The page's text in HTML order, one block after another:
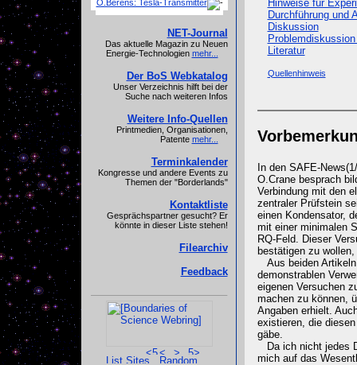
O.Berens: Tesla-Transmitter
NET-Journal
Das aktuelle Magazin zu Neuen
Energie-Technologien mehr...
Der BoS Webkatalog
Unser Verzeichnis hilft bei der
Suche nach weiteren Infos
Weitere Info-Quellen
Printmedien, Organisationen,
Patente mehr...
Terminkalender
Kongresse und andere Events zu
Themen der "Borderlands"
Kontaktliste
Gesprächspartner gesucht? Er
könnte in dieser Liste stehen!
Filearchiv
Feedback
Hinweise für
Durchführung und
Diskussion
Literatur
Quellenhinweis
In den SAFE-
O.Crane besprach
Verbindung mit den
zentraler Prüfstein
einen Kondensator,
mit einer minimalen
RQ-Feld. Dieser
bestätigen zu
Aus beiden
demonstrablen
eigenen Versuchen
machen zu können,
Angaben erhielt.
existieren, die
gäbe.
Da ich nicht jedes
mich auf das